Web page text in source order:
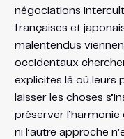
négociations
françaises et
malentendus
occidentaux
explicites là où leurs
laisser les choses
préserver l’harmonie
ni l’autre approche